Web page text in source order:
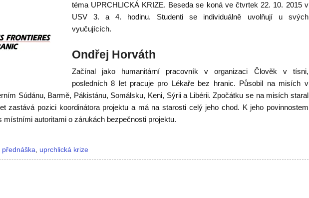
téma UPRCHLICKÁ KRIZE. Beseda se koná ve čtvrtek 22. 10. 2015 v
USV 3. a 4. hodinu. Studenti se individuálně uvolňují u svých
vyučujících.
Ondřej Horváth
Začínal jako humanitární pracovník v organizaci Člověk v tísni,
posledních 8 let pracuje pro Lékaře bez hranic. Působil na misích v
Súdánu, Barmě, Pákistánu, Somálsku, Keni, Sýrii a Libérii. Zpočátku se na misích staral
zastává pozici koordinátora projektu a má na starosti celý jeho chod. K jeho povinnostem
místními autoritami o zárukách bezpečnosti projektu.
přednáška uprchlická krize